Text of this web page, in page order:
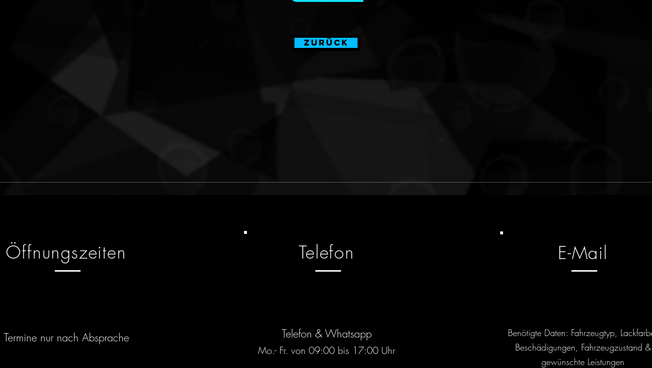
Zurück
Öffnungszeiten
Termine nur nach Absprache
Telefon
Telefon & Whatsapp
Mo.- Fr. von 09:00 bis 17:00 Uhr
E-Mail
Benötigte Daten: Fahrzeugtyp,
Beschädigungen, Fahrzeugzustand &
gewünschte Leistungen